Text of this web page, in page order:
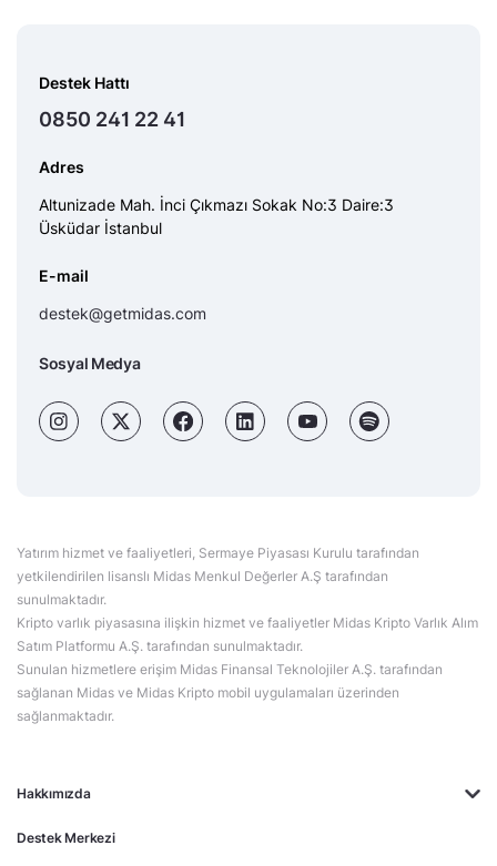
Hakkımızda
Destek Merkezi
Destek Hattı
0850 241 22 41
Adres
Altunizade Mah. İnci Çıkmazı Sokak No:3 Daire:3
Üsküdar İstanbul
E-mail
destek@getmidas.com
Sosyal Medya
Yatırım hizmet ve faaliyetleri, Sermaye Piyasası Kurulu tarafından
yetkilendirilen lisanslı Midas Menkul Değerler A.Ş tarafından
sunulmaktadır.
Kripto varlık piyasasına ilişkin hizmet ve faaliyetler Midas Kripto Varlık Alım
Satım Platformu A.Ş. tarafından sunulmaktadır.
Sunulan hizmetlere erişim Midas Finansal Teknolojiler A.Ş. tarafından
sağlanan Midas ve Midas Kripto mobil uygulamaları üzerinden
sağlanmaktadır.